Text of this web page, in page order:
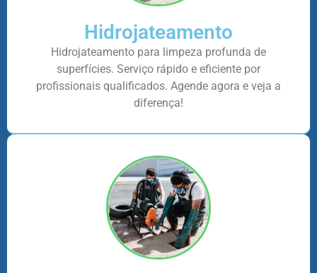
Hidrojateamento
Hidrojateamento para limpeza profunda de
superfícies. Serviço rápido e eficiente por
profissionais qualificados. Agende agora e veja a
diferença!